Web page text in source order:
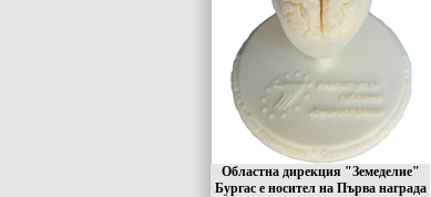
Областна дирекция "Земеделие"
Бургас е носител на Първа награда